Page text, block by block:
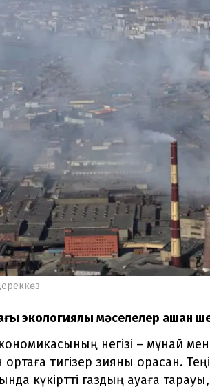
экологиялық мәселелер қашан
негізі – мұнай
тигізер зияны орасан.
күкіртті газдың ауаға